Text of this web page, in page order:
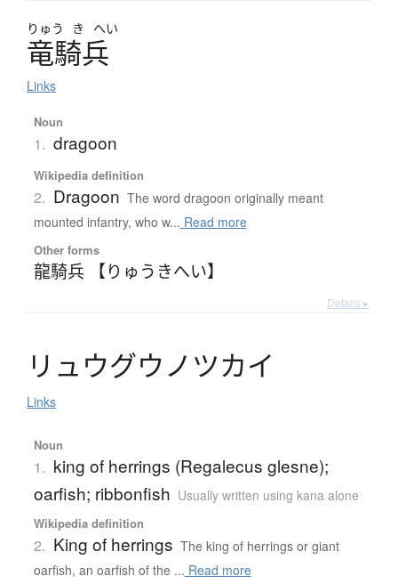
りゅう き へい
竜騎兵
Links
Noun
1. dragoon
Wikipedia definition
2. Dragoon The word dragoon originally meant
mounted infantry, who w... Read more
Other forms
龍騎兵 【りゅうきへい】
Details ▸
リ ュウグウノ ツカイ
Links
Noun
1. king of herrings (Regalecus glesne);
oarfish; ribbonfish Usually written using kana alone
Wikipedia definition
2. King of herrings The king of herrings or giant
oarfish, an oarfish of the ... Read more